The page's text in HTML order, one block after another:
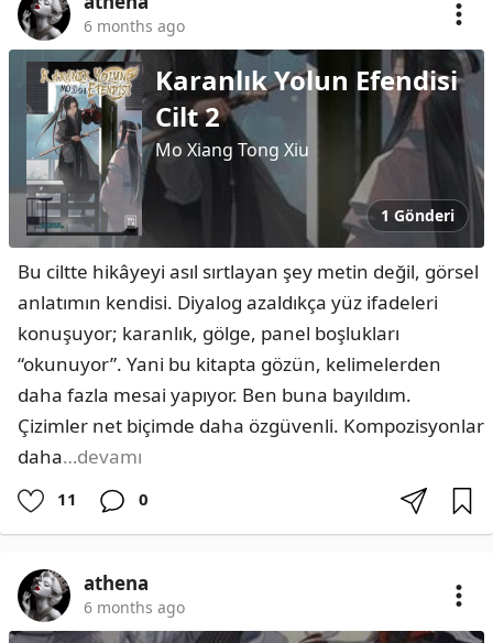
6 months ago
Karanlık Yolun Efendisi
Cilt 2
Mo Xiang Tong Xiu
1 Gönderi
Bu ciltte hikâyeyi asıl sırtlayan şey metin değil, görsel
anlatımın kendisi. Diyalog azaldıkça yüz ifadeleri
konuşuyor; karanlık, gölge, panel boşlukları
“okunuyor”. Yani bu kitapta gözün, kelimelerden
daha fazla mesai yapıyor. Ben buna bayıldım.
Çizimler net biçimde daha özgüvenli. Kompozisyonlar
daha…devamı
11 0
athena
6 months ago